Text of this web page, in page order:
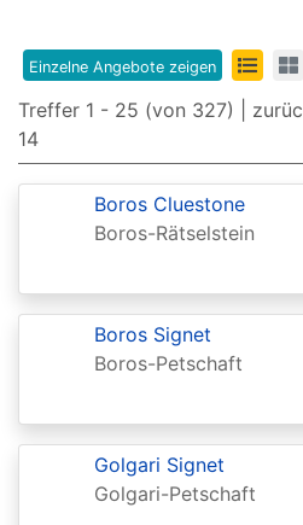
8th
Edition
9th
Edition
Adventures
the
Forgotten
Adventures
in
Einzelne Angebote zeigen
Treffer 1 - 25 (von 327) |
14
Boros Cluestone
Boros-Rätselstein
Boros Signet
Boros-Petschaft
Golgari Signet
Golgari-Petschaft